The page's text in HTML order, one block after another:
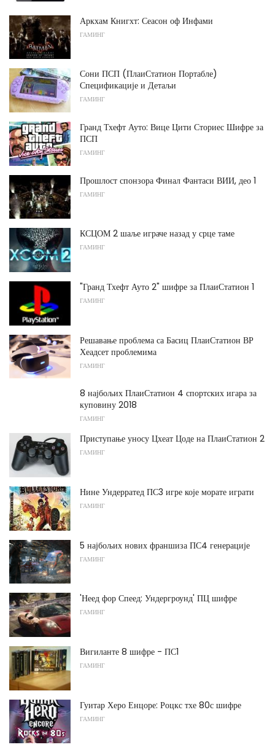
Аркхам Книгхт: Сеасон оф Инфами
ГАМИНГ
Сони ПСП (ПлаиСтатион Портабле)
Спецификације и Детаљи
ГАМИНГ
Гранд Тхефт Ауто: Вице Цити Сториес Шифре за
ПСП
ГАМИНГ
Прошлост спонзора Финал Фантаси ВИИ, део 1
ГАМИНГ
КСЦОМ 2 шаље играче назад у срце таме
ГАМИНГ
"Гранд Тхефт Ауто 2" шифре за ПлаиСтатион 1
ГАМИНГ
Решавање проблема са Басиц ПлаиСтатион ВР
Хеадсет проблемима
ГАМИНГ
8 најбољих ПлаиСтатион 4 спортских игара за
куповину 2018
ГАМИНГ
Приступање уносу Цхеат Цоде на ПлаиСтатион 2
ГАМИНГ
Нине Ундерратед ПС3 игре које морате играти
ГАМИНГ
5 најбољих нових франшиза ПС4 генерације
ГАМИНГ
'Неед фор Спеед: Ундергроунд' ПЦ шифре
ГАМИНГ
Вигиланте 8 шифре - ПС1
ГАМИНГ
Гуитар Херо Енцоре: Роцкс тхе 80с шифре
ГАМИНГ